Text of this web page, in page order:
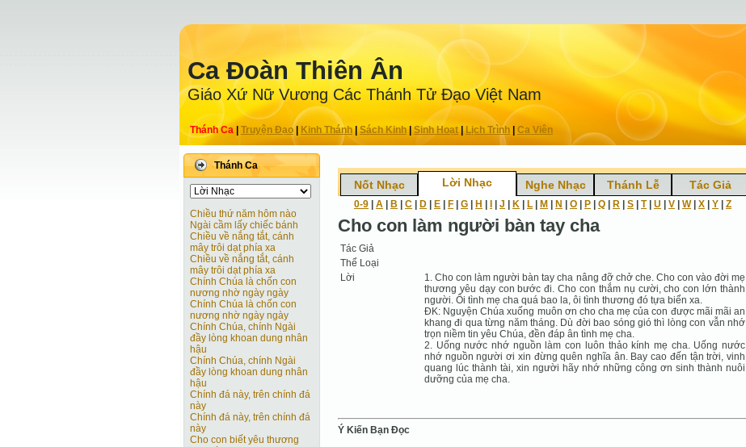
Ca Ðoàn Thiên Ân
Giáo Xứ Nữ Vương Các Thánh Tử Ðạo Việt Nam
Thánh Ca Truyện Ðạo| Kinh Thánh Sách Kinh|Sinh Hoạt| Lịch Trình Ca Viên
Thánh Ca
Chiều thứ năm hôm nào
Ngài cầm lấy chiếc bánh
Chiều về nắng tắt, cánh
mây trôi dạt phía xa
Chiều về nắng tắt, cánh
mây trôi dạt phía xa
Chính Chúa là chốn con
nương nhờ ngày ngày
Chính Chúa là chốn con
nương nhờ ngày ngày
Chính Chúa, chính Ngài
đầy lòng khoan dung nhân
hậu
Chính Chúa, chính Ngài
đầy lòng khoan dung nhân
hậu
Chính đá này, trên chính đá
này
Chính đá này, trên chính đá
này
Cho con biết yêu thương
Nốt Nhạc Lời Nhạc Nghe Nhạc Thánh Lễ Tác Giả
0-9 A B C D E F G H J K L M N O P Q R S T| U V W| X Y Z
Cho con làm người bàn tay cha
Tác Giả
Thể Loại
Lời
1. Cho con làm người bàn tay cha nâng đỡ chở che. Cho con vào đời mẹ
thương yêu dạy con bước đi. Cho con thắm nụ cười, cho con lớn thành
người. Ôi tình mẹ cha quá bao la, ôi tình thương đó tựa biển xa.
ÐK: Nguyện Chúa xuống muôn ơn cho cha mẹ của con được mãi mãi an
khang đi qua từng năm tháng. Dù đời bao sóng gió thì lòng con vẫn nhớ
trọn niềm tin yêu Chúa, đền đáp ân tình mẹ cha.
2. Uống nước nhớ nguồn làm con luôn thảo kính mẹ cha. Uống nước
nhớ nguồn người ơi xin đừng quên nghĩa ân. Bay cao đến tận trời, vinh
quang lúc thành tài, xin người hãy nhớ những công ơn sinh thành nuôi
dưỡng của mẹ cha.
Ý Kiến Bạn Ðọc